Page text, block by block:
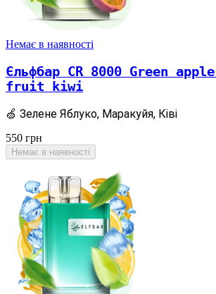
Немає в наявності
Єльфбар CR 8000 Green
fruit kiwi
🍏 Зелене Яблуко, Маракуйя, Ківі
550 грн
Немає в наявності